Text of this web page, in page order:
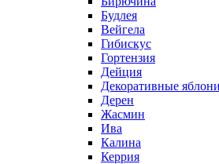
Будлея
Вейгела
Гибискус
Гортензия
Дейция
Декоративные яблони
Дерен
Жасмин
Ива
Калина
Керрия